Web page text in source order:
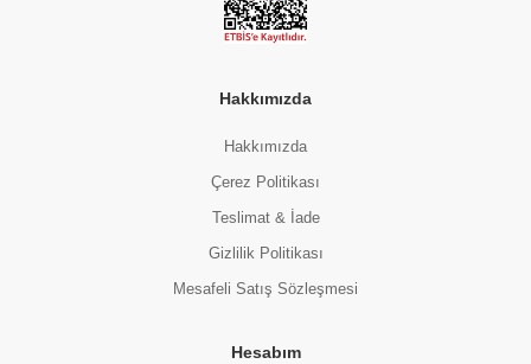
Hakkımızda
Hakkımızda
Çerez Politikası
Teslimat & İade
Gizlilik Politikası
Mesafeli Satış Sözleşmesi
Hesabım